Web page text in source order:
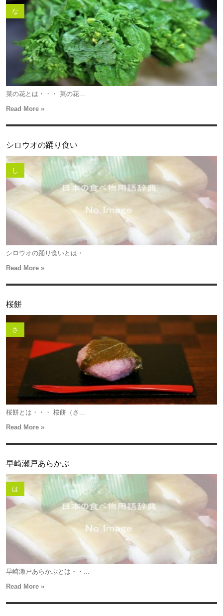
な
菜の花とは・・・ 菜の花...
Read More »
シロウオの踊り食い
し
シロウオの踊り食いとは・...
Read More »
桜餅
さ
桜餅とは・・・ 桜餅（さ...
Read More »
早崎瀬戸あらかぶ
は
早崎瀬戸あらかぶとは・・...
Read More »